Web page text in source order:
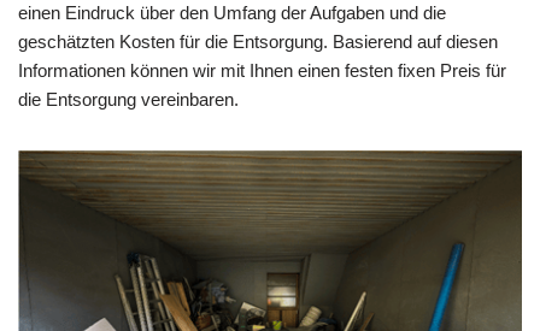
einen Eindruck über den Umfang der Aufgaben und die
geschätzten Kosten für die Entsorgung. Basierend auf diesen
Informationen können wir mit Ihnen einen festen fixen Preis für
die Entsorgung vereinbaren.